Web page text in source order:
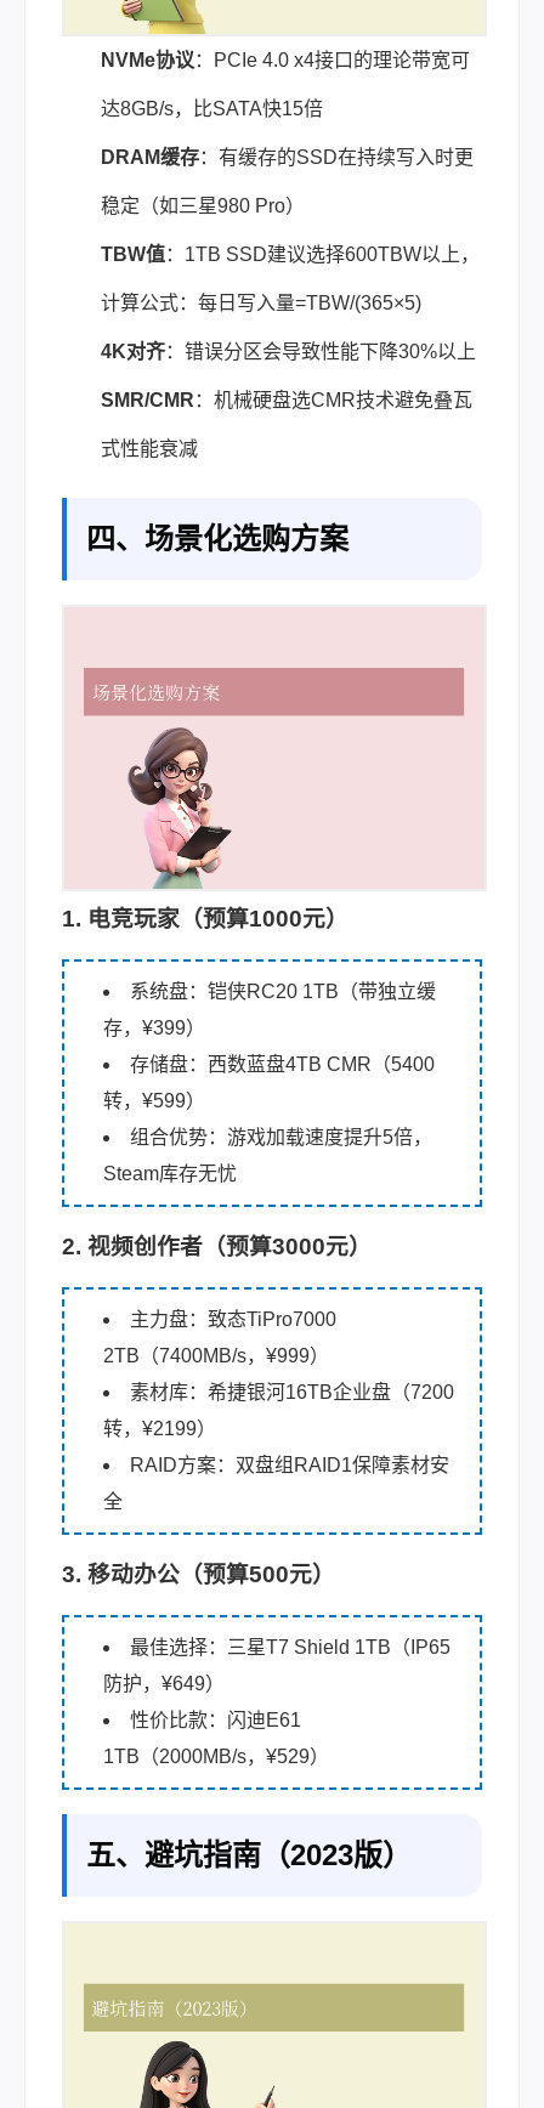
NVMe协议 ：PCIe 4.0 x4接口的理论带宽可
达8GB/s，比SATA快15倍
DRAM缓存：有缓存的SSD在持续写入时更
稳定（如三星980 Pro）
TBW值：1TB SSD建议选择600TBW以上，
计算公式：每日写入量=TBW/(365×5)
4K对齐：错误分区会导致性能下降30%以上
SMR/CMR ：机械硬盘选CMR技术避免叠瓦
式性能衰减
四、场景化选购方案
1. 电竞玩家（预算1000元）
系统盘：铠侠RC20 1TB（带独立缓
存，¥399）
存储盘：西数蓝盘4TB CMR（5400
转，¥599）
组合优势：游戏加载速度提升5倍，
Steam库存无忧
2. 视频创作者（预算3000元）
主力盘：致态TiPro7000
2TB（7400MB/s，¥999）
素材库：希捷银河16TB企业盘（7200
转，¥2199）
RAID方案：双盘组RAID1保障素材安
全
3. 移动办公（预算500元）
最佳选择：三星T7 Shield 1TB（IP65
防护，¥649）
性价比款：闪迪E61
1TB（2000MB/s，¥529）
五、避坑指南（2023版）